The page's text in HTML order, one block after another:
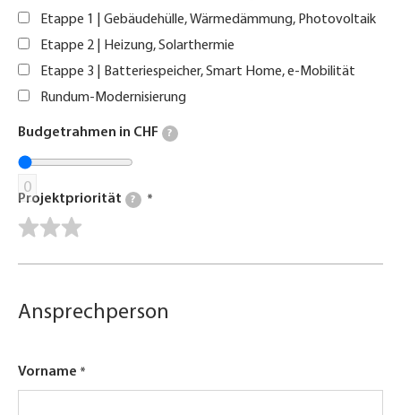
Etappe 1 | Gebäudehülle, Wärmedämmung, Photovoltaik
Etappe 2 | Heizung, Solarthermie
Etappe 3 | Batteriespeicher, Smart Home, e-Mobilität
Rundum-Modernisierung
Budgetrahmen in CHF ?
0
Projektpriorität ?
Ansprechperson
Vorname